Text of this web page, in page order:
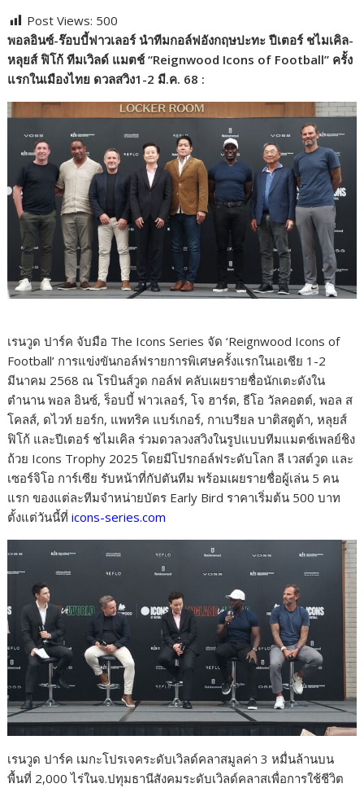
e
b
o
o
k
itt
er
e p
y
Li
n
k
ar
e
Post Views: 500
พอลอินซ์-ร๊อบบี้ฟาวเลอร์​ นำทีมกอล์ฟอังกฤษ​ปะทะ​ ปีเตอร์​ ​ชไมเคิล-
หลุยส์​ ฟิโก้​ ทีมเวิลด์​ แมตช์ “Reignwood Icons of Football” ครั้ง
แรกในเมืองไทย ดวลสวิง​1-2 มี.ค. 68 :
เรนวูด ปาร์ค จับมือ The Icons Series จัด ‘Reignwood Icons of
Football’ การแข่งขันกอล์ฟรายการพิเศษครั้งแรกในเอเชีย 1-2
มีนาคม 2568 ณ โรบินส์วูด กอล์ฟ คลับ​เผยรายชื่อนักเตะดังใน
ตำนาน พอล อินซ์, ร็อบบี้ ฟาวเลอร์, โจ ฮาร์ต, ธีโอ วัลคอตต์, พอล ส
โคลส์, ดไวท์ ยอร์ก, แพทริค แบร์เกอร์, กาเบรียล บาติสตูต้า, หลุยส์
ฟิโก้ และปีเตอร์ ชไมเคิล ร่วมดวลวงสวิงในรูปแบบทีมแมตช์เพลย์ชิง
ถ้วย Icons Trophy 2025 โดยมีโปรกอล์ฟระดับโลก ลี เวสต์วูด และ
เซอร์จิโอ การ์เซีย รับหน้าที่กัปตันทีม พร้อมเผยรายชื่อผู้เล่น 5 คน
แรก ของแต่ละทีม​จำหน่ายบัตร Early Bird ราคาเริ่มต้น 500 บาท
ตั้งแต่วันนี้ที่icons-series.com
เรนวูด ปาร์ค เมกะโปรเจคระดับเวิลด์คลาสมูลค่า 3 หมื่นล้านบน
พื้นที่ 2,000 ไร่ในจ.ปทุมธานีสังคมระดับเวิลด์คลาสเพื่อการใช้ชีวิต